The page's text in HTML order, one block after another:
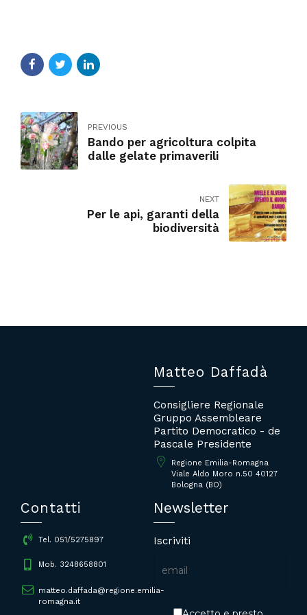
PREVIOUS
Bando per agricoltura colpita
dalle gelate primaverili
NEXT
Per le api, garanti della
biodiversità
Matteo Daffadà
Consigliere Regionale
Gruppo Assembleare
Partito Democratico - de
Pascale Presidente
Regione Emilia-Romagna
Viale Aldo Moro n.50 40127
Bologna (BO)
Contatti
Tel. 051/5275897
Mob. 3248658801
matteo.daffada@regione.emilia-
romagna.it
Newsletter
Iscriviti